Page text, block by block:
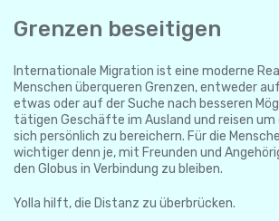
Grenzen beseitigen
Internationale Migration ist eine moderne
Menschen überqueren Grenzen, entweder
etwas oder auf der Suche nach besseren
tätigen Geschäfte im Ausland und reisen um
sich persönlich zu bereichern. Für die
wichtiger denn je, mit Freunden und
den Globus in Verbindung zu bleiben.
Yolla hilft, die Distanz zu überbrücken.